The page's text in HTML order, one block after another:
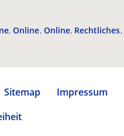
Online Online Rechtliches
Sitemap Impressum